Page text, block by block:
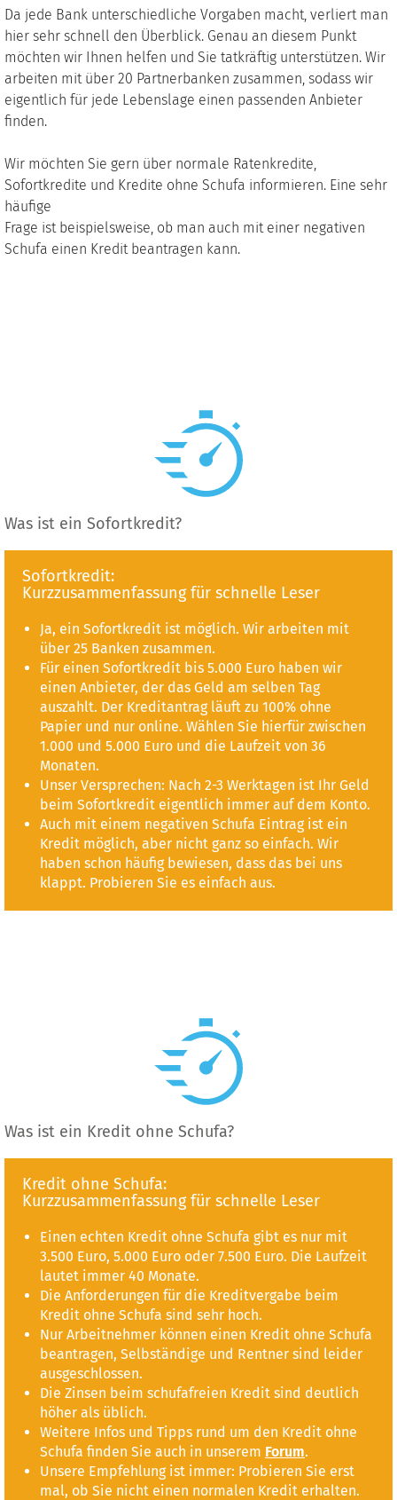
Da jede Bank unterschiedliche Vorgaben macht, verliert man
hier sehr schnell den Überblick. Genau an diesem Punkt
möchten wir Ihnen helfen und Sie tatkräftig unterstützen. Wir
arbeiten mit über 20 Partnerbanken zusammen, sodass wir
eigentlich für jede Lebenslage einen passenden Anbieter
finden.
Wir möchten Sie gern über normale Ratenkredite,
Sofortkredite und Kredite ohne Schufa informieren. Eine sehr
häufige
Frage ist beispielsweise, ob man auch mit einer negativen
Schufa einen Kredit beantragen kann.
Was ist ein Sofortkredit?
Sofortkredit:
Kurzzusammenfassung für schnelle Leser
Ja, ein Sofortkredit ist möglich. Wir arbeiten mit
über 25 Banken zusammen.
Für einen Sofortkredit bis 5.000 Euro haben wir
einen Anbieter, der das Geld am selben Tag
auszahlt. Der Kreditantrag läuft zu 100% ohne
Papier und nur online. Wählen Sie hierfür zwischen
1.000 und 5.000 Euro und die Laufzeit von 36
Monaten.
Unser Versprechen: Nach 2-3 Werktagen ist Ihr Geld
beim Sofortkredit eigentlich immer auf dem Konto.
Auch mit einem negativen Schufa Eintrag ist ein
Kredit möglich, aber nicht ganz so einfach. Wir
haben schon häufig bewiesen, dass das bei uns
klappt. Probieren Sie es einfach aus.
Was ist ein Kredit ohne Schufa?
Kredit ohne Schufa:
Kurzzusammenfassung für schnelle Leser
Einen echten Kredit ohne Schufa gibt es nur mit
3.500 Euro, 5.000 Euro oder 7.500 Euro. Die Laufzeit
lautet immer 40 Monate.
Die Anforderungen für die Kreditvergabe beim
Kredit ohne Schufa sind sehr hoch.
Nur Arbeitnehmer können einen Kredit ohne Schufa
beantragen, Selbständige und Rentner sind leider
ausgeschlossen.
Die Zinsen beim schufafreien Kredit sind deutlich
höher als üblich.
Weitere Infos und Tipps rund um den Kredit ohne
Schufa finden Sie auch in unserem Forum.
Unsere Empfehlung ist immer: Probieren Sie erst
mal, ob Sie nicht einen normalen Kredit erhalten.